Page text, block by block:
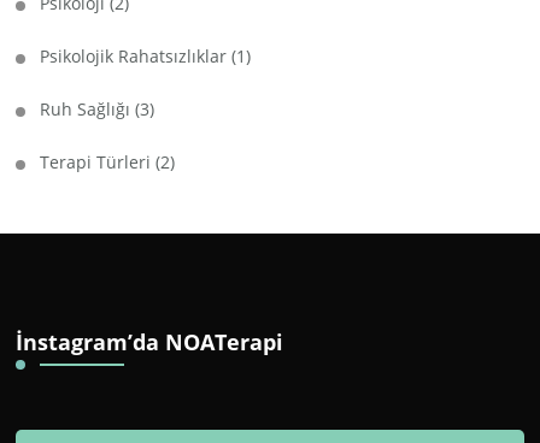
Psikolojik Rahatsızlıklar (1)
Ruh Sağlığı (3)
Terapi Türleri (2)
İnstagram’da NOATerapi